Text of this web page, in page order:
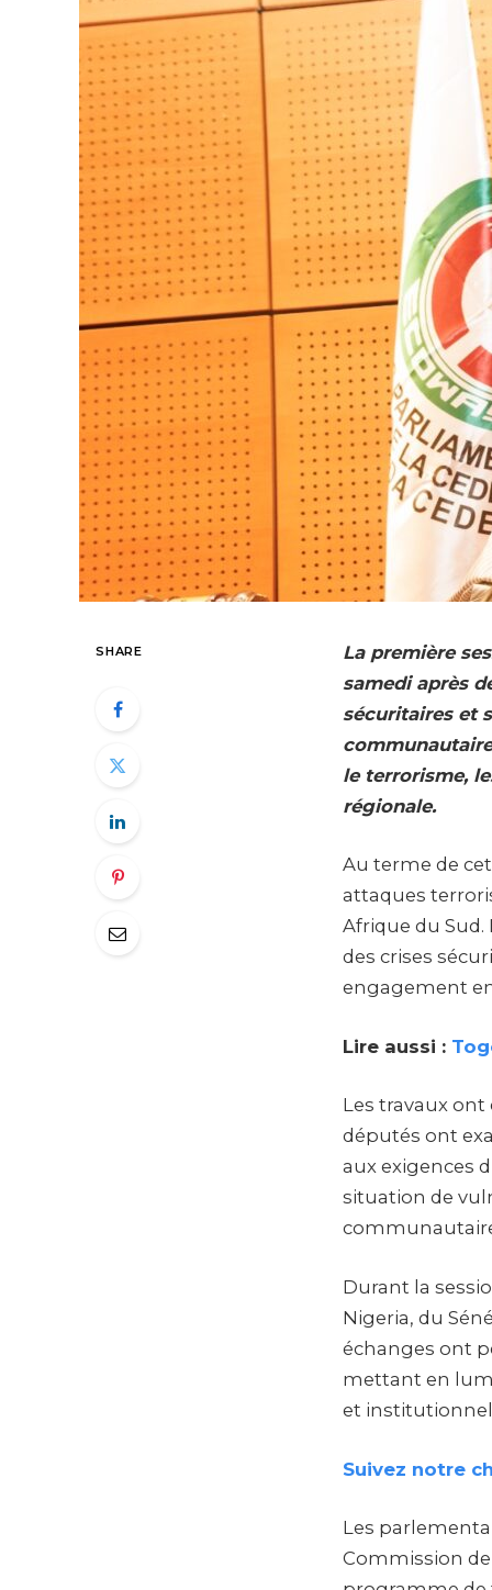
SHARE
La première
samedi après
sécuritaires et
le terrorisme,
régionale.
Au terme de
attaques
Afrique du
des crises
engagement
Lire aussi :
Les travaux
députés ont
aux exigences
situation de
Durant la
Nigeria, du
échanges ont
mettant en
et
Suivez notre
Les
Commission